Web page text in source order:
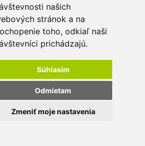
našich
stránok a na
toho, odkiaľ naši
prichádzajú.
Súhlasím
Odmietam
Zmeniť moje nastavenia